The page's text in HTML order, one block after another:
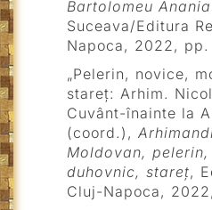
Bartolomeu Anania
Suceava/Editura
Napoca, 2022,
„Pelerin, novice,
stareț: Arhim.
Cuvânt-înainte la
(coord.),
Moldovan,
duhovnic, stareț,
Cluj-Napoca,